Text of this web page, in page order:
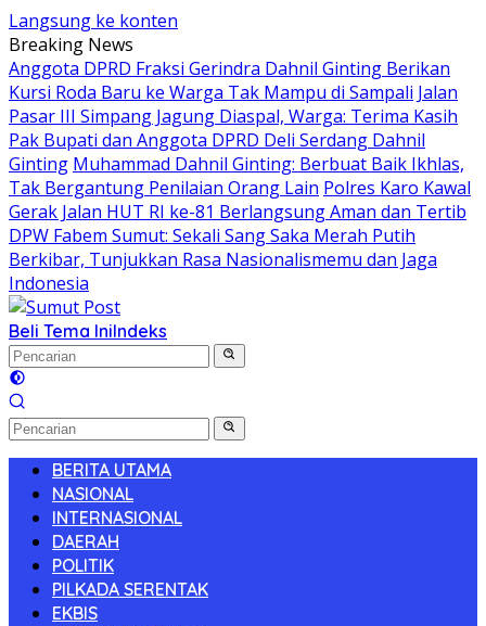
Langsung ke konten
Breaking News
Anggota DPRD Fraksi Gerindra Dahnil Ginting Berikan
Kursi Roda Baru ke Warga Tak Mampu di Sampali Jalan
Pasar III Simpang Jagung Diaspal, Warga: Terima Kasih
Pak Bupati dan Anggota DPRD Deli Serdang Dahnil
Ginting Muhammad Dahnil Ginting: Berbuat Baik Ikhlas,
Tak Bergantung Penilaian Orang Lain Polres Karo Kawal
Gerak Jalan HUT RI ke-81 Berlangsung Aman dan Tertib
DPW Fabem Sumut: Sekali Sang Saka Merah Putih
Berkibar, Tunjukkan Rasa Nasionalismemu dan Jaga
Indonesia
Beli Tema IniIndeks
BERITA UTAMA
NASIONAL
INTERNASIONAL
DAERAH
POLITIK
PILKADA SERENTAK
EKBIS